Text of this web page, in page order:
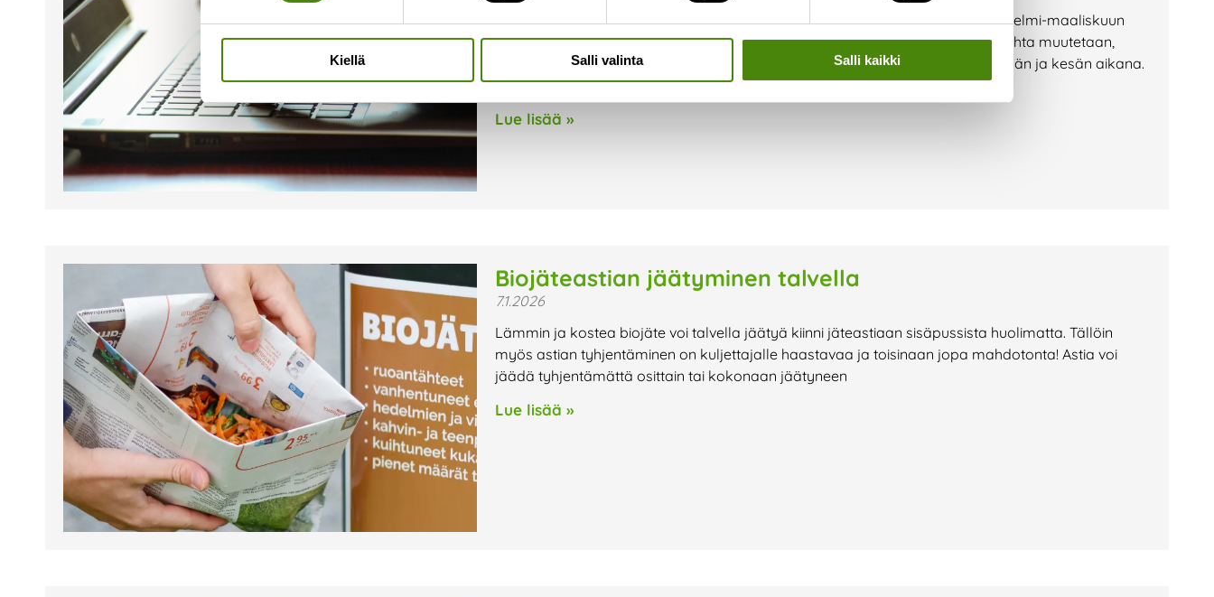
Kiellä Salli valinta Salli kaikki
Vapaa-ajan kiinteistöjen perusmaksu laskutetaan jatkossa asiakkailtamme helmi-maaliskuun
aikana. Laskutusajankohta on aiemmin ollut elo-syyskuussa. Laskutusajankohta muutetaan,
koska suurin osa vapaa-ajan kiinteistöjen omistajavaihdoksista tehdään kevään ja kesän aikana.
Uusi laskutusajankohta vähentää sekaannuksia
Lue lisää »
Biojäteastian jäätyminen talvella
7.1.2026
Lämmin ja kostea biojäte voi talvella jäätyä kiinni jäteastiaan sisäpussista huolimatta. Tällöin
myös astian tyhjentäminen on kuljettajalle haastavaa ja toisinaan jopa mahdotonta! Astia voi
jäädä tyhjentämättä osittain tai kokonaan jäätyneen
Lue lisää »